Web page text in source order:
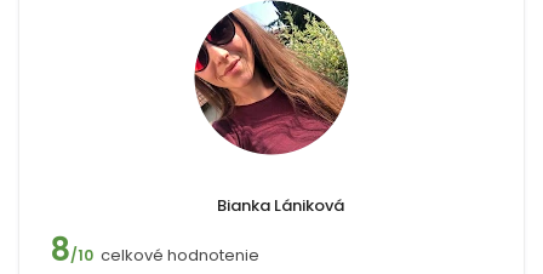
Bianka Lániková
8/10 celkové hodnotenie